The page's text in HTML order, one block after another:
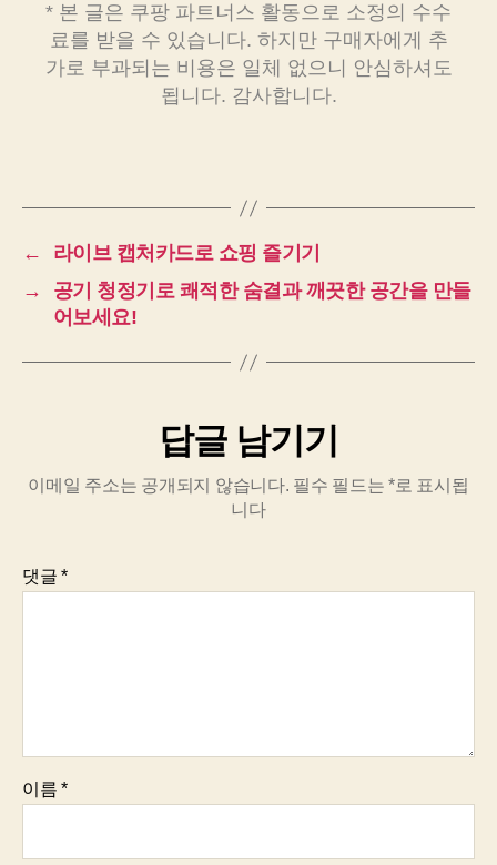
* 본 글은 쿠팡 파트너스 활동으로 소정의 수수
료를 받을 수 있습니다. 하지만 구매자에게 추
가로 부과되는 비용은 일체 없으니 안심하셔도
됩니다. 감사합니다.
←
라이브 캡처카드로 쇼핑 즐기기
→
공기 청정기로 쾌적한 숨결과 깨끗한 공간을 만들
어보세요!
답글 남기기
이메일 주소는 공개되지 않습니다. 필수 필드는*로 표시됩
니다
댓글*
이름*